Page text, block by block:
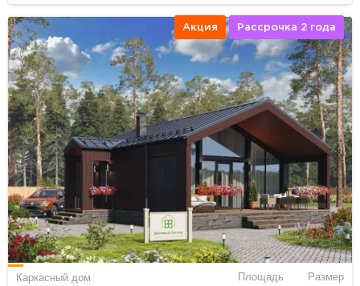
Акция Рассрочка 2 года
Каркасный дом Площадь Размер